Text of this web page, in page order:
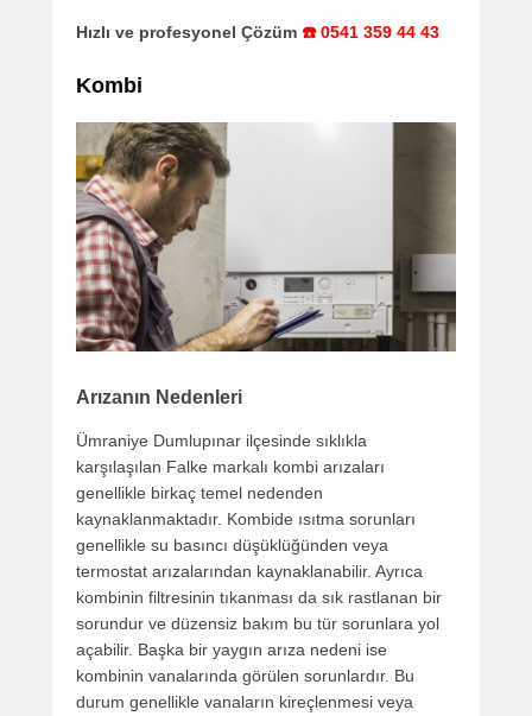
Hızlı ve profesyonel Çözüm ☎️ 0541 359 44 43
Kombi
Arızanın Nedenleri
Ümraniye Dumlupınar ilçesinde sıklıkla
karşılaşılan Falke markalı kombi arızaları
genellikle birkaç temel nedenden
kaynaklanmaktadır. Kombide ısıtma sorunları
genellikle su basıncı düşüklüğünden veya
termostat arızalarından kaynaklanabilir. Ayrıca
kombinin filtresinin tıkanması da sık rastlanan bir
sorundur ve düzensiz bakım bu tür sorunlara yol
açabilir. Başka bir yaygın arıza nedeni ise
kombinin vanalarında görülen sorunlardır. Bu
durum genellikle vanaların kireçlenmesi veya